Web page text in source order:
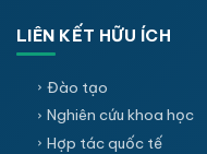
LIÊN KẾT HỮU ÍCH
Đào tạo
Nghiên cứu khoa học
Hợp tác quốc tế